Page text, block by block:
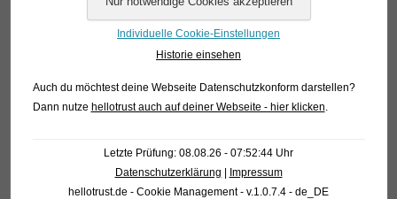
als die Weibchen und einen größeren Kopf.
Text & Photos: Frank Schäfer
Angaben zum Tier
Thailand
Verfügbare Größe in cm 6-8
Individuelle Cookie-Einstellungen
Historie einsehen
Auch du möchtest deine Webseite Datenschutzkonform darstellen?
Dann nutze hellotrust auch auf deiner Webseite - hier klicken
Letzte Prüfung: 08.08.26 - 07:52:44 Uhr
Datenschutzerklärung | Impressum
hellotrust.de - Cookie Management - v.1.0.7.4 - de_DE